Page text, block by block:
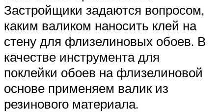
Застройщики задаются вопросом,
каким валиком наносить клей на
стену для флизелиновых обоев. В
качестве инструмента для
поклейки обоев на флизелиновой
основе применяем валик из
резинового материала.